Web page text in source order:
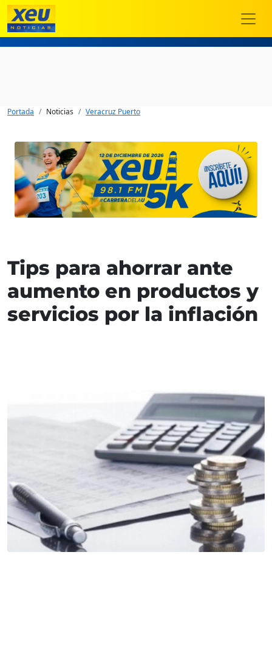
Portada Noticias Veracruz Puerto
Tips para ahorrar ante
aumento en productos y
servicios por la inflación